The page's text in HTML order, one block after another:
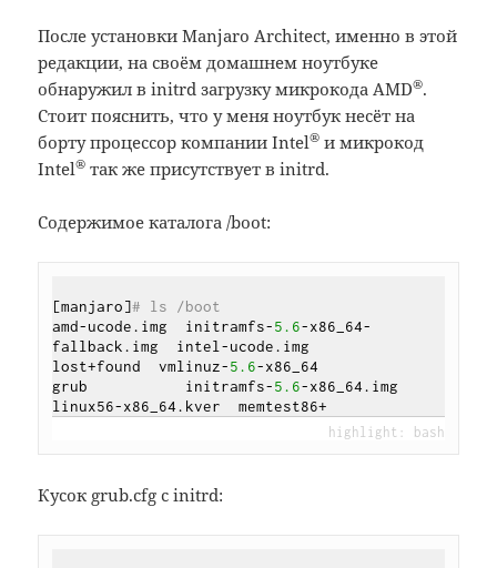
После установки Manjaro Architect, именно в этой
редакции, на своём домашнем ноутбуке
обнаружил в initrd загрузку микрокода AMD®.
Стоит пояснить, что у меня ноутбук несёт на
борту процессор компании Intel® и микрокод
Intel® так же присутствует в initrd.
Содержимое каталога /boot:
[manjaro]# ls /boot
amd-ucode.img  initramfs-5.6-x86_64-
fallback.img  intel-ucode.img
lost+found  vmlinuz-5.6-x86_64
grub           initramfs-5.6-x86_64.img
Кусок grub.cfg с initrd: